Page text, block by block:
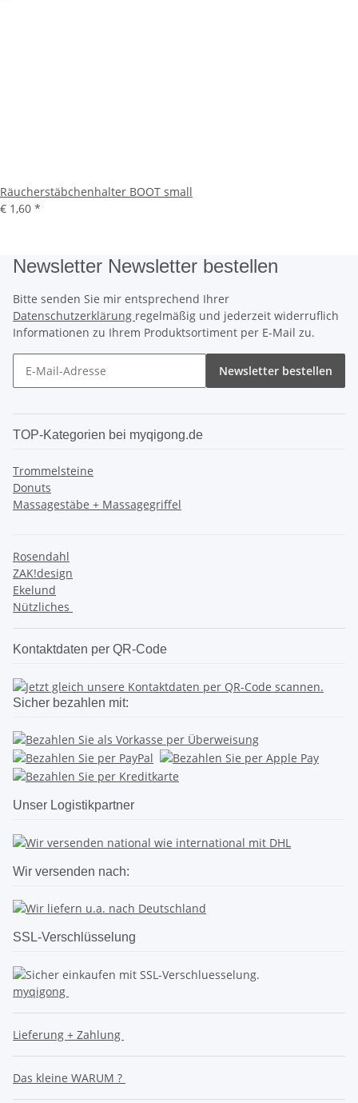
Räucherstäbchenhalter BOOT small
€ 1,60 *
Newsletter Newsletter bestellen
Bitte senden Sie mir entsprechend Ihrer
Datenschutzerklärung regelmäßig und jederzeit widerruflich
Informationen zu Ihrem Produktsortiment per E-Mail zu.
Newsletter bestellen
TOP-Kategorien bei myqigong.de
Trommelsteine
Donuts
Massagestäbe + Massagegriffel
Rosendahl
ZAK!design
Ekelund
Nützliches
Kontaktdaten per QR-Code
Sicher bezahlen mit:
Unser Logistikpartner
Wir versenden nach:
SSL-Verschlüsselung
myqigong
Lieferung + Zahlung
Das kleine WARUM ?